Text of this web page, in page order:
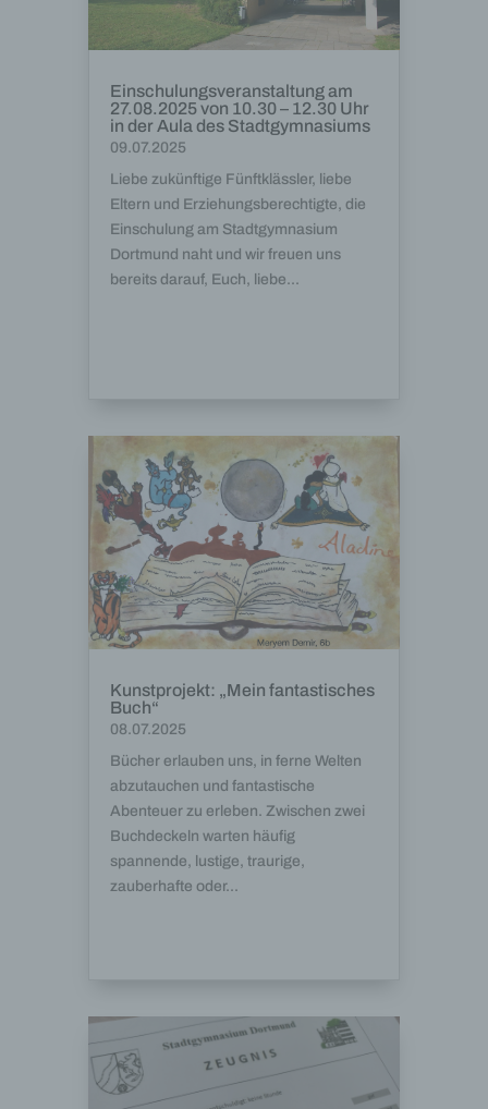
Einschulungsveranstaltung am
27.08.2025 von 10.30 – 12.30 Uhr
in der Aula des Stadtgymnasiums
09.07.2025
Liebe zukünftige Fünftklässler, liebe
Eltern und Erziehungsberechtigte, die
Einschulung am Stadtgymnasium
Dortmund naht und wir freuen uns
bereits darauf, Euch, liebe...
Kunstprojekt: „Mein fantastisches
Buch“
08.07.2025
Bücher erlauben uns, in ferne Welten
abzutauchen und fantastische
Abenteuer zu erleben. Zwischen zwei
Buchdeckeln warten häufig
spannende, lustige, traurige,
zauberhafte oder...